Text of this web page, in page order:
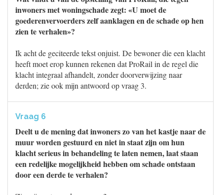
inwoners met woningschade zegt: «U moet de
goederenvervoerders zelf aanklagen en de schade op hen
zien te verhalen»?
Ik acht de geciteerde tekst onjuist. De bewoner die een klacht
heeft moet erop kunnen rekenen dat ProRail in de regel die
klacht integraal afhandelt, zonder doorverwijzing naar
derden; zie ook mijn antwoord op vraag 3.
Vraag 6
Deelt u de mening dat inwoners zo van het kastje naar de
muur worden gestuurd en niet in staat zijn om hun
klacht serieus in behandeling te laten nemen, laat staan
een redelijke mogelijkheid hebben om schade ontstaan
door een derde te verhalen?